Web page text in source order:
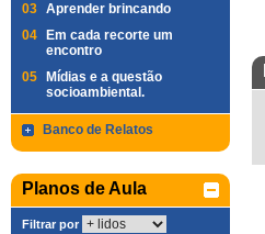
03 Aprender brincando
04
Em cada recorte um
encontro
05
Mídias e a questão
socioambiental.
Banco de Relatos
Planos de Aula
Filtrar por